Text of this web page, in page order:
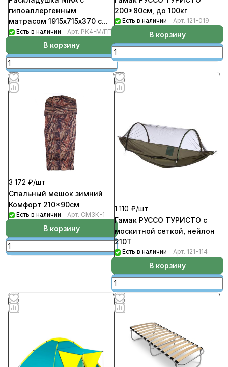
гипоаллергенным
матрасом 1915х715х370 с
графическими перьями
Есть в наличии Арт. РК4-М/ГП
В корзину
200*80см, до 100кг
Есть в наличии Арт. 121-019
В корзину
3 172 ₽/шт
Спальный мешок зимний
Комфорт 210*90см
Есть в наличии Арт. СМЗК-1
В корзину
1 110 ₽/шт
Гамак РУССО ТУРИСТО с
москитной сеткой, нейлон
210Т
Есть в наличии Арт. 121-114
В корзину